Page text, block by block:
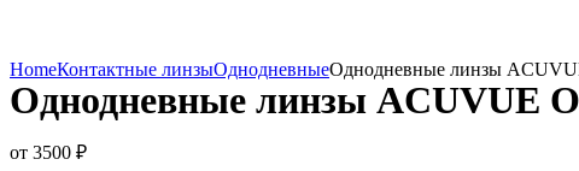
HomeКонтактные линзыОднодневныеОднодневные линзы
Однодневные линзы ACUVUE
от 3500 ₽